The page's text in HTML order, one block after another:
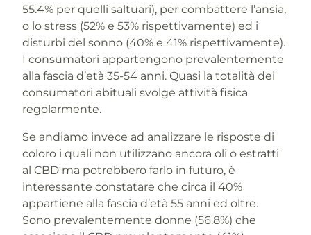
55.4% per quelli saltuari), per combattere l’ansia,
o lo stress (52% e 53% rispettivamente) ed i
disturbi del sonno (40% e 41% rispettivamente).
I consumatori appartengono prevalentemente
alla fascia d’età 35-54 anni. Quasi la totalità dei
consumatori abituali svolge attività fisica
regolarmente.
Se andiamo invece ad analizzare le risposte di
coloro i quali non utilizzano ancora oli o estratti
al CBD ma potrebbero farlo in futuro, è
interessante constatare che circa il 40%
appartiene alla fascia d’età 55 anni ed oltre.
Sono prevalentemente donne (56.8%) che